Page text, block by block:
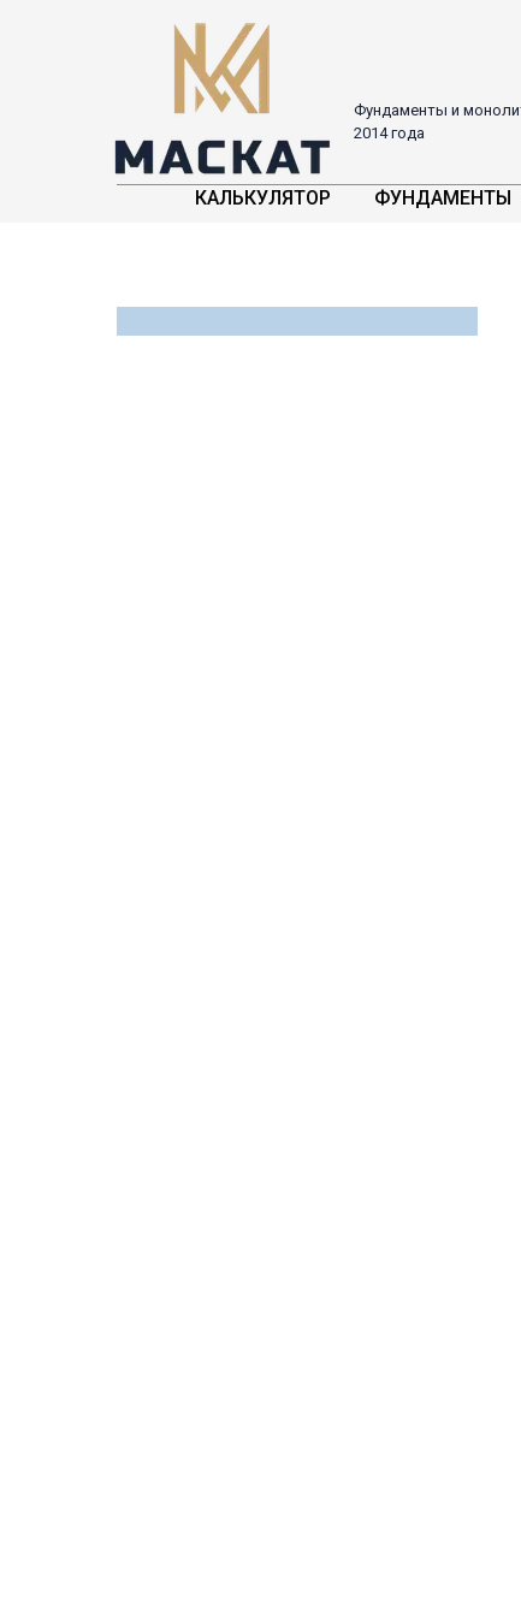
Фундаменты и
2014 года
КАЛЬКУЛЯТОР ФУНДАМЕНТЫ